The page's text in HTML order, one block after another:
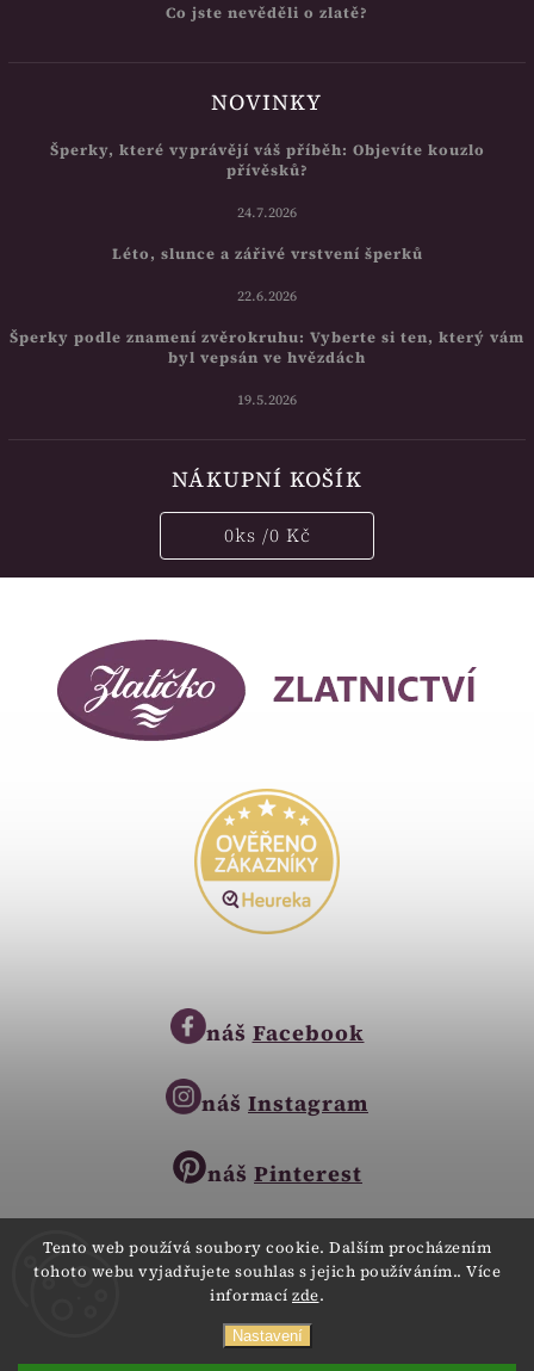
Tento web používá soubory cookie. Dalším procházením
tohoto webu vyjadřujete souhlas s jejich používáním.. Více
informací zde.
Nastavení
obchod@zlatnictvi-zlaticko.cz
Co jste nevěděli o zlatě?
NOVINKY
Šperky, které vyprávějí váš příběh: Objevíte kouzlo
přívěsků?
24.7.2026
Léto, slunce a zářivé vrstvení šperků
22.6.2026
Šperky podle znamení zvěrokruhu: Vyberte si ten, který vám
byl vepsán ve hvězdách
19.5.2026
NÁKUPNÍ KOŠÍK
0ks /0 Kč
náš Facebook
náš Instagram
náš Pinterest
Copyright © 2023
Všechna práva vyhrazena.
WebdesignDigitalka.cz